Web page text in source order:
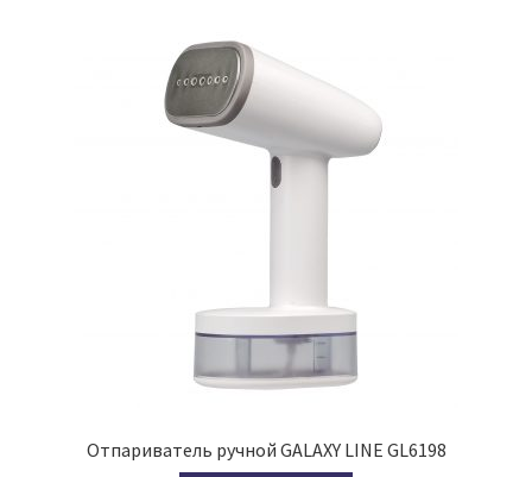
Отпариватель ручной GALAXY LINE GL6198